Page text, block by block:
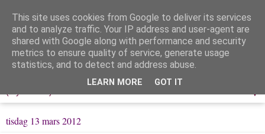
Löpning & Livet
Mitt liv, mina tankar & min träning
▼
tisdag 13 mars 2012
This site uses cookies from Google to deliver its services
and to analyze traffic. Your IP address and user-agent are
shared with Google along with performance and security
metrics to ensure quality of service, generate usage
statistics, and to detect and address abuse.
LEARN MORE GOT IT